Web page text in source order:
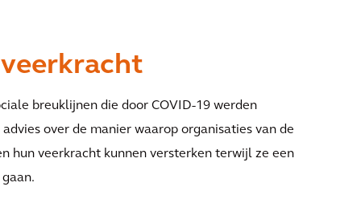
breuklijnen die door COVID-19 werden
over de manier waarop organisaties van de
hun veerkracht kunnen versterken terwijl ze een